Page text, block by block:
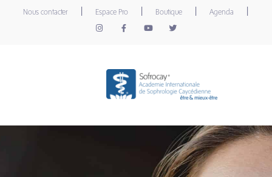
Nous contacter Espace Pro Boutique Agenda